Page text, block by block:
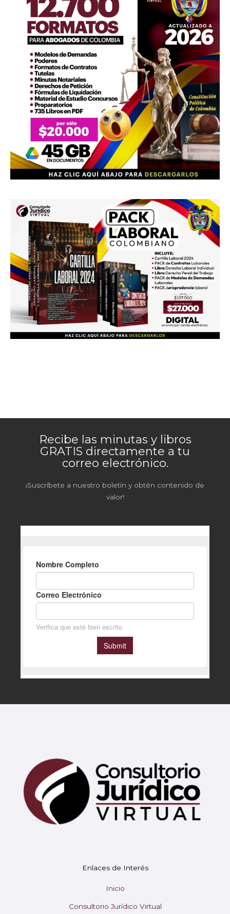
Recibe las minutas y libros
GRATIS directamente a tu
correo electrónico.
¡Suscríbete a nuestro boletín y obtén contenido de
valor!
Enlaces de Interés
Inicio
Consultorio Jurídico Virtual
Mary
Soy Mary tu asistente virtual.